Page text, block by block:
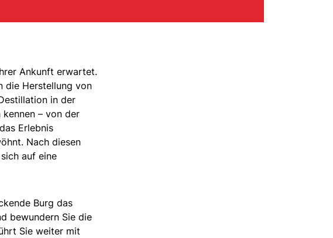
Ankunft erwartet.
die Herstellung von
in der
– von der
Erlebnis
Nach diesen
auf eine
Burg das
bewundern Sie die
Sie weiter mit